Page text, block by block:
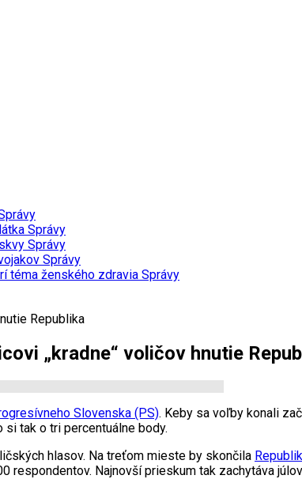
Správy
Správy
Správy
téma ženského zdravia Správy
Republika
„kradne“ voličov hnutie
Slovenska (PS). Keby sa voľby konali
tak o tri percentuálne body.
hlasov. Na treťom mieste by skončila
respondentov. Najnovší prieskum tak zachytáva